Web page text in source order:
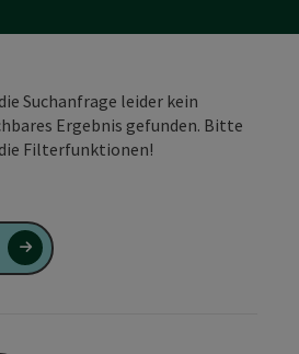
Suchanfrage leider kein
Ergebnis gefunden. Bitte
Filterfunktionen!